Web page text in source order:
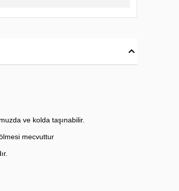
ve kolda taşınabilir.
mecvuttur